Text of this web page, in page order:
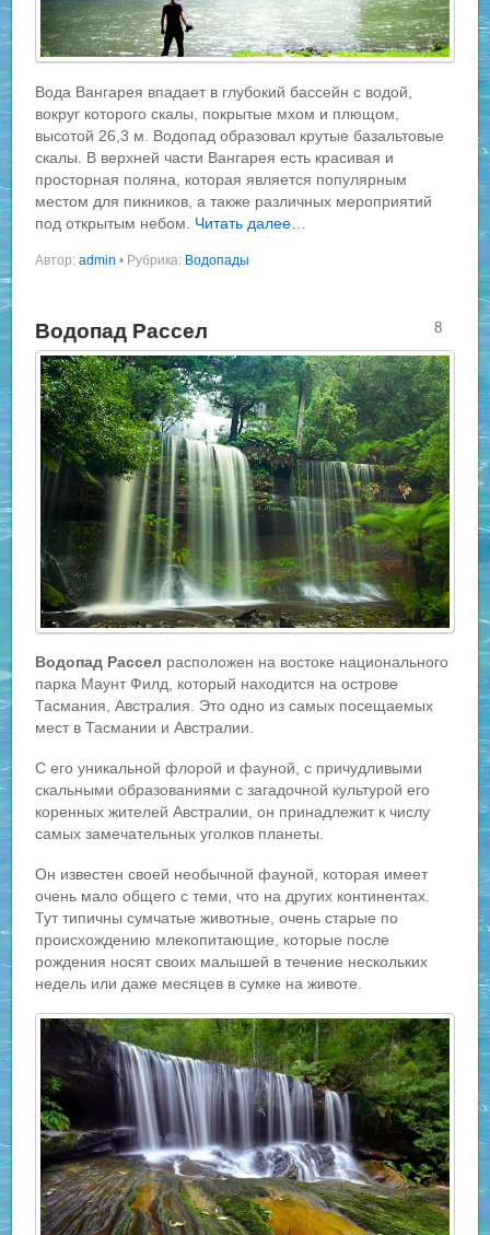
Вода Вангарея впадает в глубокий бассейн с водой,
вокруг которого скалы, покрытые мхом и плющом,
высотой 26,3 м. Водопад образовал крутые базальтовые
скалы. В верхней части Вангарея есть красивая и
просторная поляна, которая является популярным
местом для пикников, а также различных мероприятий
под открытым небом. Читать далее…
Автор:admin • Рубрика: Водопады
Водопад Рассел
Водопад Рассел расположен на востоке национального
парка Маунт Филд, который находится на острове
Тасмания, Австралия. Это одно из самых посещаемых
мест в Тасмании и Австралии.
С его уникальной флорой и фауной, с причудливыми
скальными образованиями с загадочной культурой его
коренных жителей Австралии, он принадлежит к числу
самых замечательных уголков планеты.
Он известен своей необычной фауной, которая имеет
очень мало общего с теми, что на других континентах.
Тут типичны сумчатые животные, очень старые по
происхождению млекопитающие, которые после
рождения носят своих малышей в течение нескольких
недель или даже месяцев в сумке на животе.
8